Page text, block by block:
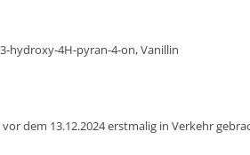
hydroxy-4H-pyran-4-on, Vanillin
dem 13.12.2024 erstmalig in Verkehr